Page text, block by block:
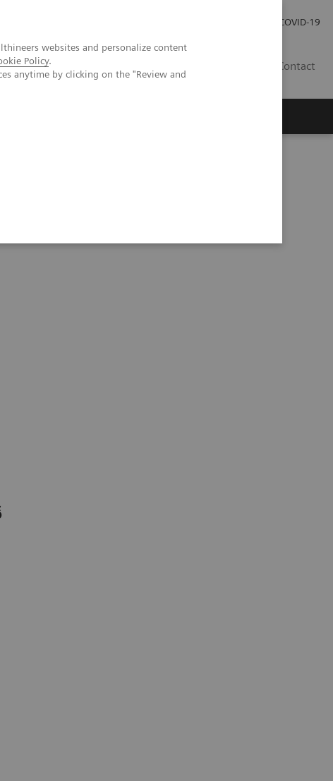
websites and personalize content
Policy.
anytime by clicking on the "Review and
COVID-19
Contact